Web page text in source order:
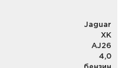
Jaguar
XK
AJ26
4,0